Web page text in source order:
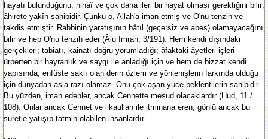
hayatı bulunduğunu, nihaî ve çok daha ileri bir hayat olması gerektiğini bilir;
âhirete yakîn sahibidir. Çünkü o, Allah'a iman etmiş ve O'nu tenzih ve
takdis etmiştir. Rabbinin yaratışının bâtıl (geçersiz ve abes) olamayacağını
bilir ve hep O'nu tenzih eder (Âlu İmran, 3/191). Hem kendi dışındaki
gerçekleri; tabiatı, kainatı doğru yorumladığı; âfaktaki âyetleri içleri
ürperten bir hayranlık ve saygı ile anladığı için ve hem de bizzat kendi
yapısında, enfüste saklı olan derin özlem ve yönlenişlerin farkında olduğu
için dünyadan asla razı olamaz. Onu çok aşan yüce beklentilerin sahibidir.
Bu yüzden, iman edenler, ancak Cennette mesud olacaklardır (Hud, 11 /
108). Onlar ancak Cennet ve likaullah ile itminana eren, gönlü ancak bu
suretle yatışıp tatmin olabilen insanlardır.